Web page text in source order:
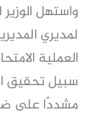
واستهل
لمديري
العملية
سبيل تحقيق
مشددًا على